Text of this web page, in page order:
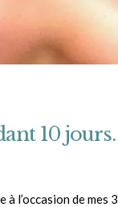
10 jours.
l’occasion de mes